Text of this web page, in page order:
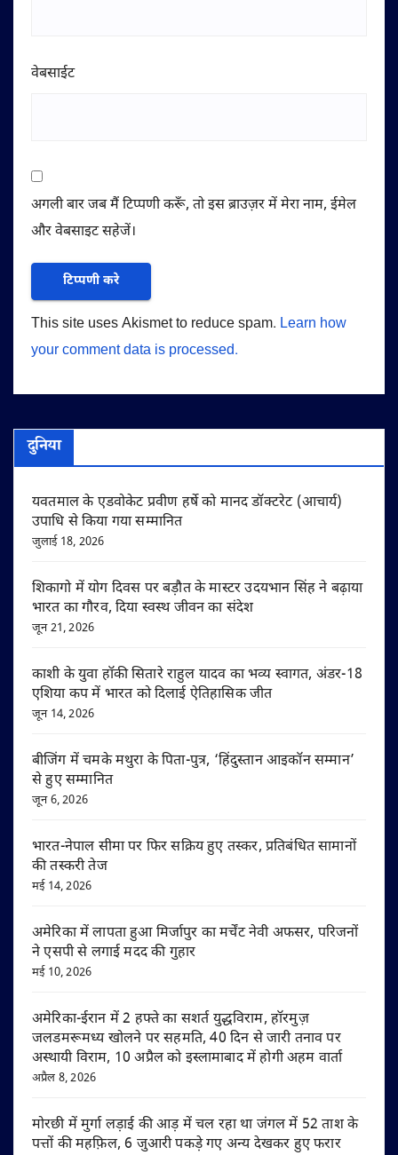
वेबसाईट
अगली बार जब मैं टिप्पणी करूँ, तो इस ब्राउज़र में मेरा नाम, ईमेल
और वेबसाइट सहेजें।
This site uses Akismet to reduce spam. Learn how
your comment data is processed.
दुनिया
यवतमाल के एडवोकेट प्रवीण हर्षे को मानद डॉक्टरेट (आचार्य)
उपाधि से किया गया सम्मानित
जुलाई 18, 2026
शिकागो में योग दिवस पर बड़ौत के मास्टर उदयभान सिंह ने बढ़ाया
भारत का गौरव, दिया स्वस्थ जीवन का संदेश
जून 21, 2026
काशी के युवा हॉकी सितारे राहुल यादव का भव्य स्वागत, अंडर-18
एशिया कप में भारत को दिलाई ऐतिहासिक जीत
जून 14, 2026
बीजिंग में चमके मथुरा के पिता-पुत्र, ‘हिंदुस्तान आइकॉन सम्मान’
से हुए सम्मानित
जून 6, 2026
भारत-नेपाल सीमा पर फिर सक्रिय हुए तस्कर, प्रतिबंधित सामानों
की तस्करी तेज
मई 14, 2026
अमेरिका में लापता हुआ मिर्जापुर का मर्चेंट नेवी अफसर, परिजनों
ने एसपी से लगाई मदद की गुहार
मई 10, 2026
अमेरिका-ईरान में 2 हफ्ते का सशर्त युद्धविराम, हॉरमुज़
जलडमरूमध्य खोलने पर सहमति, 40 दिन से जारी तनाव पर
अस्थायी विराम, 10 अप्रैल को इस्लामाबाद में होगी अहम वार्ता
अप्रैल 8, 2026
मोरछी में मुर्गा लड़ाई की आड़ में चल रहा था जंगल में 52 ताश के
पत्तों की महफ़िल, 6 जुआरी पकड़े गए अन्य देखकर हुए फरार